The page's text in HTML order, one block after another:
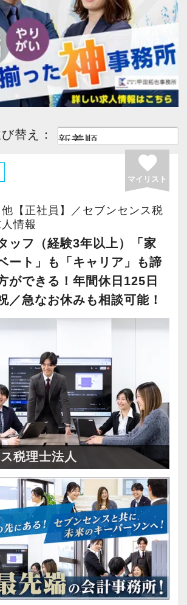
今すぐ会員登録
PC版サイトを見る
採用ご担当者様
格者(2) 中小企業診断士(1)
日商簿記2級
完全週休２日(2)
主婦・主夫歓迎
(2) 月間残業30時間以内 (2)
社会保険完備 (2)
テレワーク推進(2)
士事務所(1)
飲食(1)
ＥＣ(ネットショップ)(2)
仮想通貨(1)
医療(2)
建設業(2)
保険(1)
貿易 (2)
替え：
favorite
マイリスト
【正社員】／セブンセンス税
情報
ッフ（経験3年以上）「家
ート」も「キャリア」も諦
ができる！年間休日125日
／急なお休みも相談可能！
税理士法人